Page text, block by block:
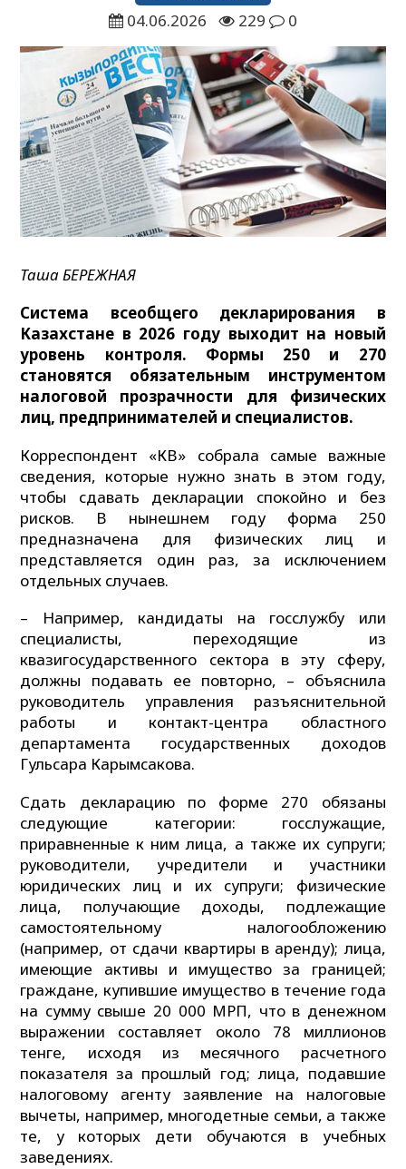
04.06.2026
229 0
Таша БЕРЕЖНАЯ
Система всеобщего декларирования в
Казахстане в 2026 году выходит на новый
уровень контроля. Формы 250 и 270
становятся обязательным инструментом
налоговой прозрачности для физических
лиц, предпринимателей и специалистов.
Корреспондент «КВ» собрала самые важные
сведения, которые нужно знать в этом году,
чтобы сдавать декларации спокойно и без
рисков. В нынешнем году форма 250
предназначена для физических лиц и
представляется один раз, за исключением
отдельных случаев.
– Например, кандидаты на госслужбу или
специалисты, переходящие из
квазигосударственного сектора в эту сферу,
должны подавать ее повторно, – объяснила
руководитель управления разъяснительной
работы и контакт-центра областного
департамента государственных доходов
Гульсара Карымсакова.
Сдать декларацию по форме 270 обязаны
следующие категории: госслужащие,
приравненные к ним лица, а также их супруги;
руководители, учредители и участники
юридических лиц и их супруги; физические
лица, получающие доходы, подлежащие
самостоятельному налогообложению
(например, от сдачи квартиры в аренду); лица,
имеющие активы и имущество за границей;
граждане, купившие имущество в течение года
на сумму свыше 20 000 МРП, что в денежном
выражении составляет около 78 миллионов
тенге, исходя из месячного расчетного
показателя за прошлый год; лица, подавшие
налоговому агенту заявление на налоговые
вычеты, например, многодетные семьи, а также
те, у которых дети обучаются в учебных
заведениях.